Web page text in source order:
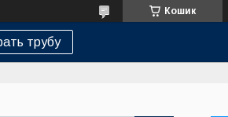
Кошик
трубу